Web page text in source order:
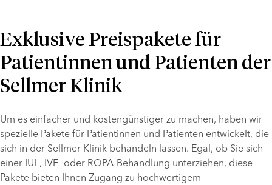
Exklusive Preispakete für
Patientinnen und Patienten der
Sellmer Klinik
Um es einfacher und kostengünstiger zu machen, haben wir
spezielle Pakete für Patientinnen und Patienten entwickelt, die
sich in der Sellmer Klinik behandeln lassen. Egal, ob Sie sich
einer IUI-, IVF- oder ROPA-Behandlung unterziehen, diese
Pakete bieten Ihnen Zugang zu hochwertigem